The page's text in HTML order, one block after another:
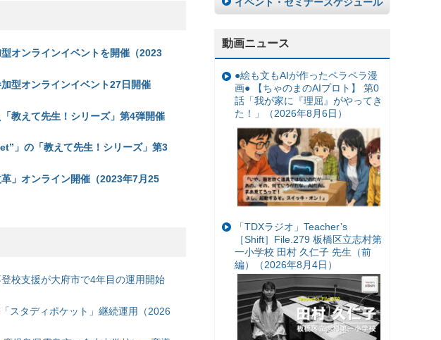
オンラインイベントを開催（2023
型オンラインイベント27日開催
教えて先生！シリーズ」第4弾開催
」の「教えて先生！シリーズ」第3
」オンライン開催（2023年7月25
校支援が大府市で4年目の運用開始
スタディポケット」継続運用（2026
動画ニュース
●絵も文もAIが作ったペラペラ漫
画● 【ちゃのまのAIプロト】 第0
話「我が家に『理屈』がやってき
た！」（2026年8月6日）
「TDXラジオ」Teacher’s
［Shift］File.279 板橋区立志村第
一小学校 田村 久仁子 先生（前
編）（2026年8月4日）